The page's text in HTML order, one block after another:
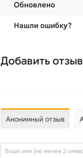
Обновлено
Нашли ошибку?
Добавить отзыв
Анонимный отзыв